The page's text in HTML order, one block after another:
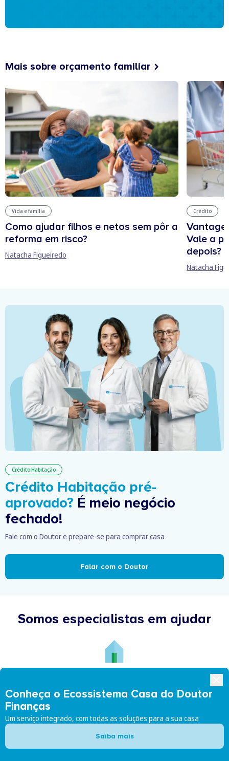
Mais sobre orçamento familiar
Vida e família
Como ajudar filhos e netos sem pôr a
reforma em risco?
Natacha Figueiredo
Crédito
Vale a
depois?
Natacha
Crédito Habitação
Crédito Habitação pré-
aprovado? É meio negócio
fechado!
Fale com o Doutor e prepare-se para comprar casa
Falar com o Doutor
Somos especialistas em ajudar
Renegociar Crédito Habitação
Conheça o Ecossistema Casa do Doutor
Finanças
Um serviço integrado, com todas as soluções para a sua casa
Saiba mais